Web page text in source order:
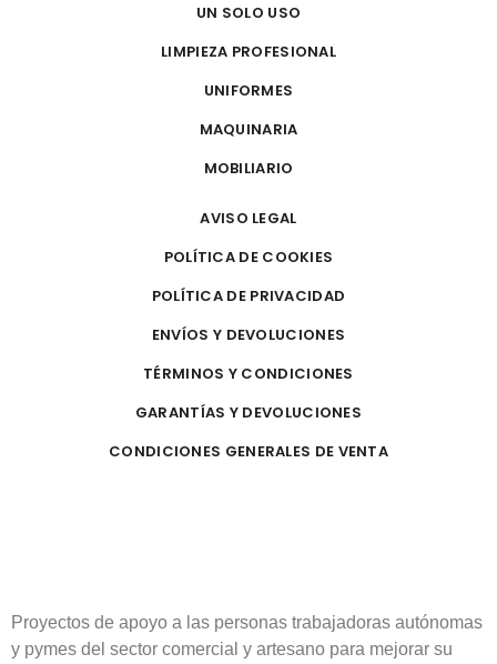
UN SOLO USO
LIMPIEZA PROFESIONAL
UNIFORMES
MAQUINARIA
MOBILIARIO
AVISO LEGAL
POLÍTICA DE COOKIES
POLÍTICA DE PRIVACIDAD
ENVÍOS Y DEVOLUCIONES
TÉRMINOS Y CONDICIONES
GARANTÍAS Y DEVOLUCIONES
CONDICIONES GENERALES DE VENTA
Proyectos de apoyo a las personas trabajadoras autónomas
y pymes del sector comercial y artesano para mejorar su